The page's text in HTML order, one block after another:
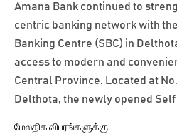
Amana Bank continued to
centric banking network with
Banking Centre (SBC) in
access to modern and
Central Province. Located at
Delthota, the newly opened Self
மேலதிக விபரங்களுக்கு